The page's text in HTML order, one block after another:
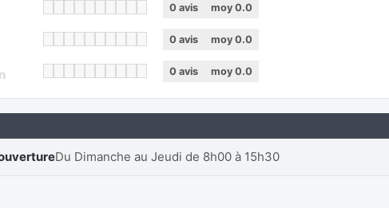
0 avis moy 0.0
0 avis moy 0.0
0 avis moy 0.0
Du Dimanche au Jeudi de 8h00 à 15h30